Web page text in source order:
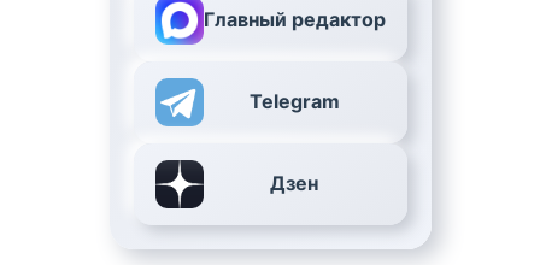
Главный редактор
Telegram
Дзен